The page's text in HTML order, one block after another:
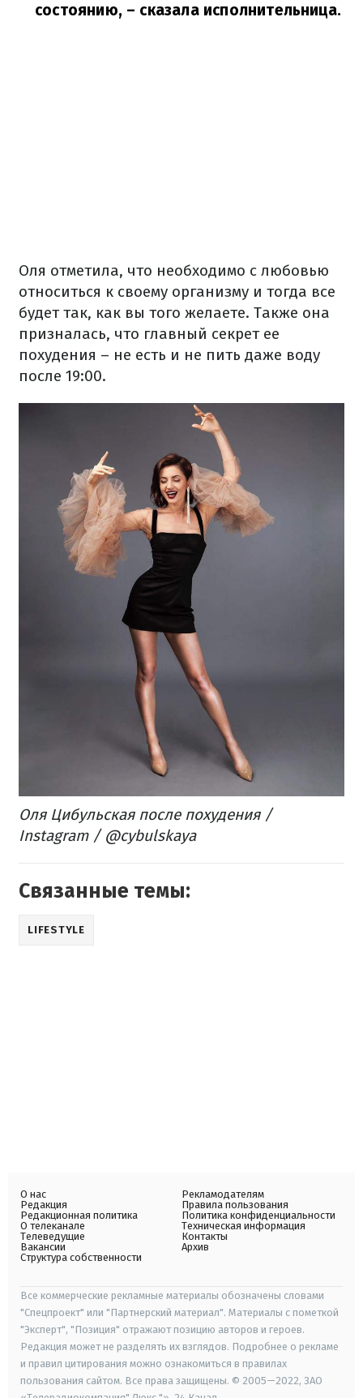
состоянию, – сказала исполнительница.
Оля отметила, что необходимо с любовью
относиться к своему организму и тогда все
будет так, как вы того желаете. Также она
призналась, что главный секрет ее
похудения – не есть и не пить даже воду
после 19:00.
Оля Цибульская после похудения /
Instagram / @cybulskaya
Связанные темы:
LIFESTYLE
О нас
Редакция
Редакционная политика
О телеканале
Телеведущие
Вакансии
Структура собственности
Рекламодателям
Правила пользования
Политика конфиденциальности
Техническая информация
Контакты
Архив
Все коммерческие рекламные материалы обозначены словами
"Спецпроект" или "Партнерский материал". Материалы с пометкой
"Эксперт", "Позиция" отражают позицию авторов и героев.
Редакция может не разделять их взглядов. Подробнее о рекламе
и правил цитирования можно ознакомиться в правилах
пользования сайтом. Все права защищены. © 2005—2022, ЗАО